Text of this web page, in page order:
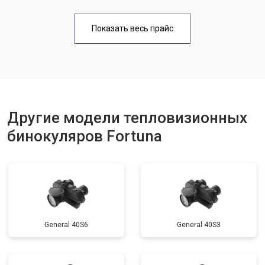
Показать весь прайс
Другие модели тепловизионных
бинокуляров Fortuna
General 40S6 General 40S3